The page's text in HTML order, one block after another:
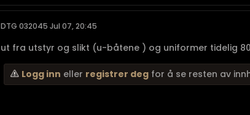
DTG 032045 Jul 07, 20:45
ut fra utstyr og slikt (u-båtene ) og uniformer tidelig
Logg inn eller registrer deg for å se resten av